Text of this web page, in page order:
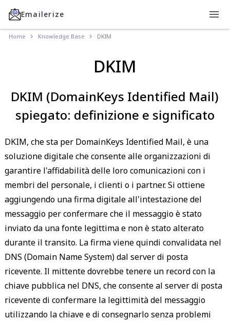
Emailerize
Home Knowledge Base DKIM
DKIM
DKIM (DomainKeys Identified Mail)
spiegato: definizione e significato
DKIM, che sta per DomainKeys Identified Mail, è una
soluzione digitale che consente alle organizzazioni di
garantire l'affidabilità delle loro comunicazioni con i
membri del personale, i clienti o i partner. Si ottiene
aggiungendo una firma digitale all'intestazione del
messaggio per confermare che il messaggio è stato
inviato da una fonte legittima e non è stato alterato
durante il transito. La firma viene quindi convalidata nel
DNS (Domain Name System) dal server di posta
ricevente. Il mittente dovrebbe tenere un record con la
chiave pubblica nel DNS, che consente al server di posta
ricevente di confermare la legittimità del messaggio
utilizzando la chiave e di consegnarlo senza problemi